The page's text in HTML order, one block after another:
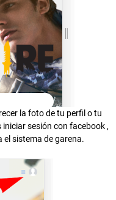
la foto de tu perfil o tu
sesión con facebook ,
sistema de garena.